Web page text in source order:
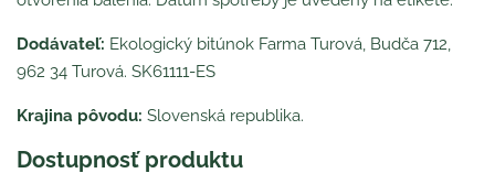
Dodávateľ: Ekologický bitúnok Farma Turová, Budča 712,
962 34 Turová. SK61111-ES
Krajina pôvodu: Slovenská republika.
Dostupnosť produktu